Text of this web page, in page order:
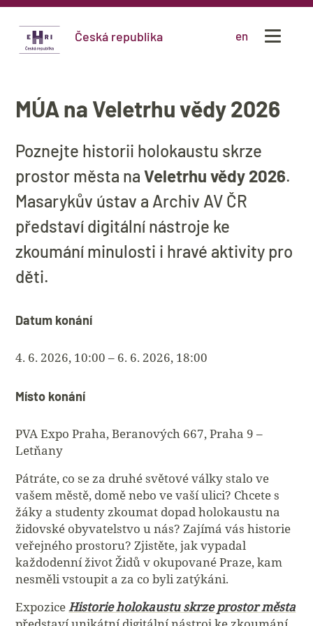
Česká republika en
MÚA na Veletrhu vědy 2026
Poznejte historii holokaustu skrze
prostor města naVeletrhu vědy 2026.
Masarykův ústav a Archiv AV ČR
představí digitální nástroje ke
zkoumání minulosti i hravé aktivity pro
děti.
Datum konání
4. 6. 2026, 10:00 – 6. 6. 2026, 18:00
Místo konání
PVA Expo Praha, Beranových 667, Praha 9 –
Letňany
Pátráte, co se za druhé světové války stalo ve
vašem městě, domě nebo ve vaší ulici? Chcete s
žáky a studenty zkoumat dopad holokaustu na
židovské obyvatelstvo u nás? Zajímá vás historie
veřejného prostoru? Zjistěte, jak vypadal
každodenní život Židů v okupované Praze, kam
nesměli vstoupit a za co byli zatýkáni.
Expozice Historie holokaustu skrze prostor města